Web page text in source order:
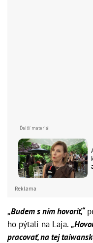
Reklama
„Budem s ním hovoriť,“
ho pýtali na Laja.
pracovať, na tej